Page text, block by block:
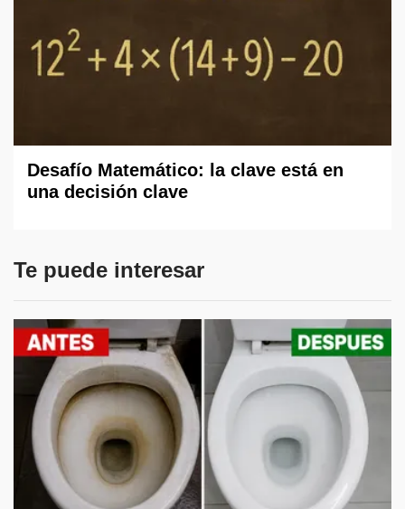
Desafío Matemático: la clave está en
una decisión clave
Te puede interesar